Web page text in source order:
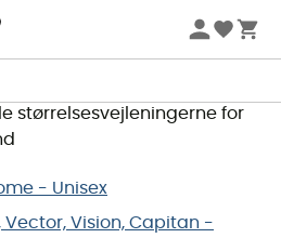
leder du efter din størrelse?
størrelsesvejleningerne for
- Unisex
Vector, Vision, Capitan -